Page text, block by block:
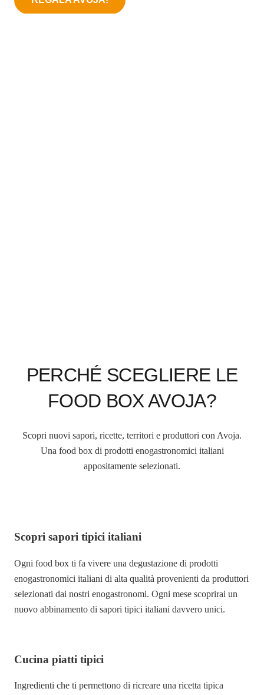
PERCHÉ SCEGLIERE LE
FOOD BOX AVOJA?
Scopri nuovi sapori, ricette, territori e produttori con Avoja.
Una food box di prodotti enogastronomici italiani
appositamente selezionati.
Scopri sapori tipici italiani
Ogni food box ti fa vivere una degustazione di prodotti
enogastronomici italiani di alta qualità provenienti da produttori
selezionati dai nostri enogastronomi. Ogni mese scoprirai un
nuovo abbinamento di sapori tipici italiani davvero unici.
Cucina piatti tipici
Ingredienti che ti permettono di ricreare una ricetta tipica